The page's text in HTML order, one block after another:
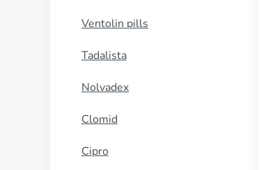
Ventolin pills
Tadalista
Nolvadex
Clomid
Cipro